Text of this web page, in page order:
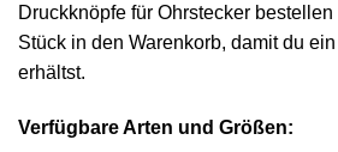
Druckknöpfe für Ohrstecker
Stück in den Warenkorb, damit du
erhältst.
Verfügbare Arten und Größen: